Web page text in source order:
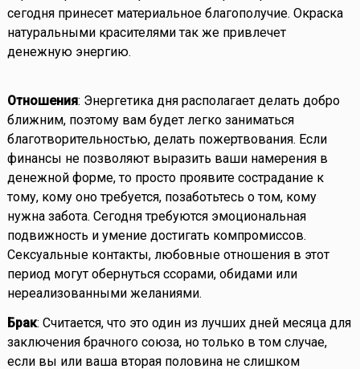
сегодня принесет материальное благополучие. Окраска
натуральными красителями так же привлечет
денежную энергию.
Отношения: Энергетика дня располагает делать добро
ближним, поэтому вам будет легко заниматься
благотворительностью, делать пожертвования. Если
финансы не позволяют выразить ваши намерения в
денежной форме, то просто проявите сострадание к
тому, кому оно требуется, позаботьтесь о том, кому
нужна забота. Сегодня требуются эмоциональная
подвижность и умение достигать компромиссов.
Сексуальные контакты, любовные отношения в этот
период могут обернуться ссорами, обидами или
нереализованными желаниями.
Брак: Считается, что это один из лучших дней месяца для
заключения брачного союза, но только в том случае,
если вы или ваша вторая половина не слишком